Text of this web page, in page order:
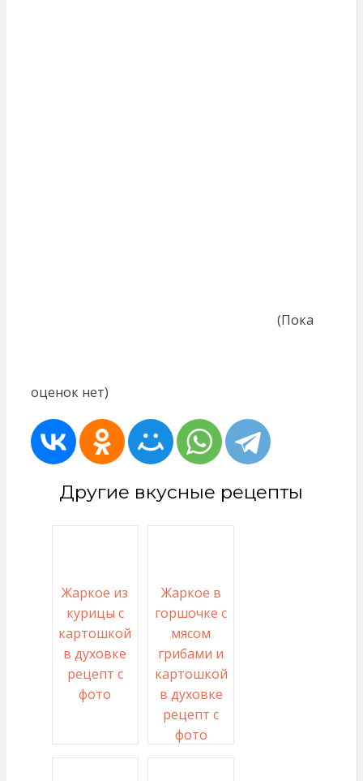
(Пока
оценок нет)
Другие вкусные рецепты
Жаркое из
курицы с
картошкой
в духовке
рецепт с
фото
Жаркое в
горшочке с
мясом
грибами и
картошкой
в духовке
рецепт с
фото